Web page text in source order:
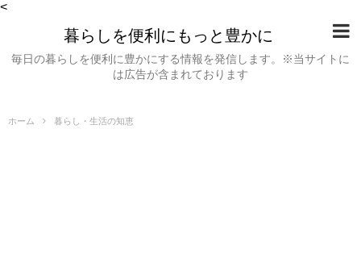
<
暮らしを便利にもっと豊かに
毎日の暮らしを便利に豊かにする情報を発信します。※当サイトに
は広告が含まれております
ホーム 暮らし・生活の知恵